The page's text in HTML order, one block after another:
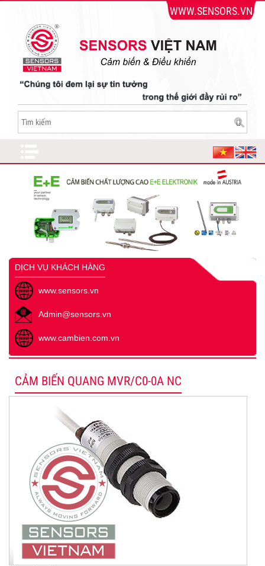
WWW.SENSORS.VN
DỊCH VỤ KHÁCH HÀNG
www.sensors.vn
Admin@sensors.vn
www.cambien.com.vn
CẢM BIẾN QUANG MVR/C0-0A NC